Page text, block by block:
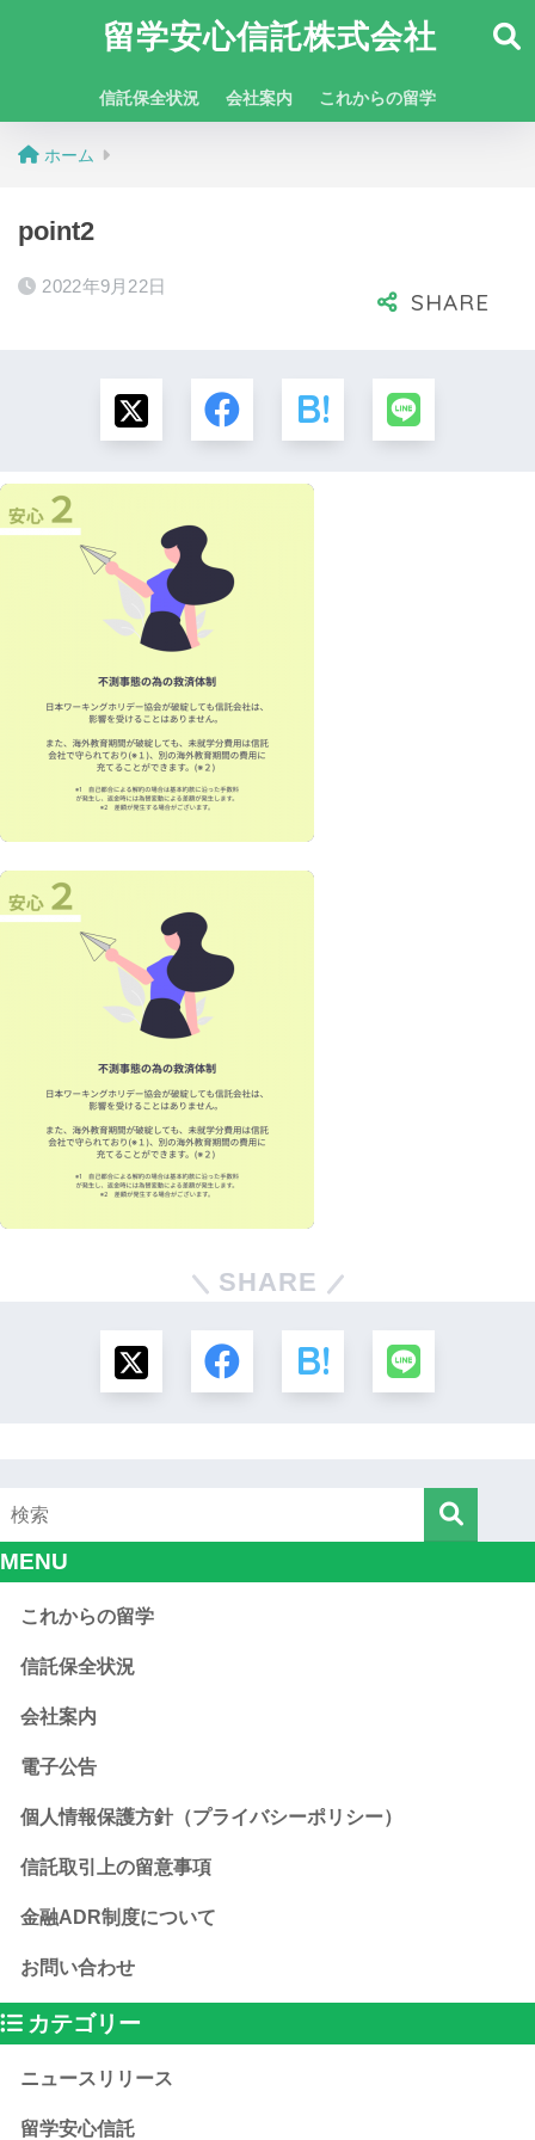
留学安心信託株式会社
信託保全状況 会社案内 これからの留学
ホーム
point2
2022年9月22日
SHARE
MENU
これからの留学
信託保全状況
会社案内
電子公告
個人情報保護方針（プライバシーポリシー）
信託取引上の留意事項
金融ADR制度について
お問い合わせ
カテゴリー
ニュースリリース
留学安心信託